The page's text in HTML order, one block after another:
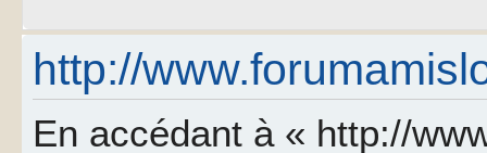
http://
En accédant à « http://